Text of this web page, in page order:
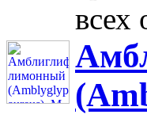
всех